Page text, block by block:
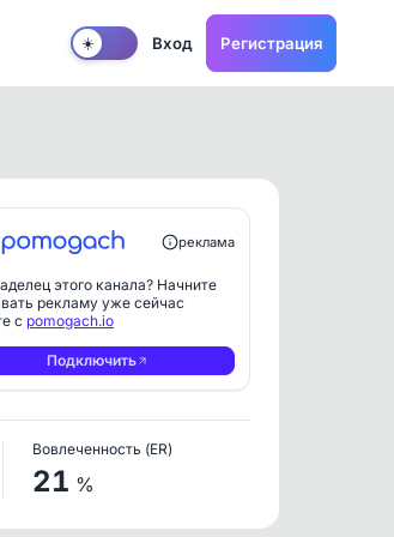
☀️ Вход Регистрация
реклама
этого канала? Начните
рекламу уже сейчас
с pomogach.io
Подключить
Вовлеченность (ER)
21 %